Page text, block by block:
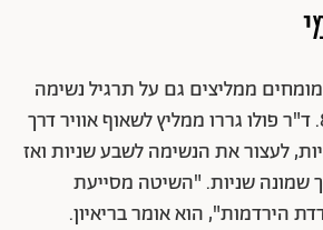
ממליצים גם על תרגיל נשימה
פשוט המכונה 8-7-4. ד"ר פולו גררו ממליץ לשאוף אוויר דרך
לעצור את הנשימה לשבע שניות ואז
שמונה שניות. "השיטה מסייעת
הירדמות", הוא אומר בריאיון.